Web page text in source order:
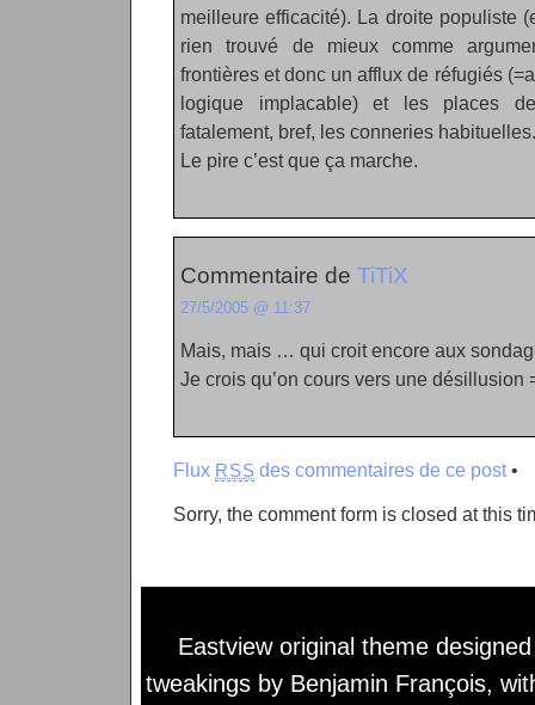
meilleure efficacité). La droite populiste
rien trouvé de mieux comme
frontières et donc un afflux de réfugiés
logique implacable) et les places
fatalement, bref, les conneries habituelles.
Le pire c’est que ça marche.
Commentaire de TiTiX
27/5/2005 @ 11:37
Mais, mais … qui croit encore aux
Je crois qu’on cours vers une désillusion
Flux RSS des commentaires de ce post•
Sorry, the comment form is closed at this
Eastview original theme
tweakings by Benjamin François,